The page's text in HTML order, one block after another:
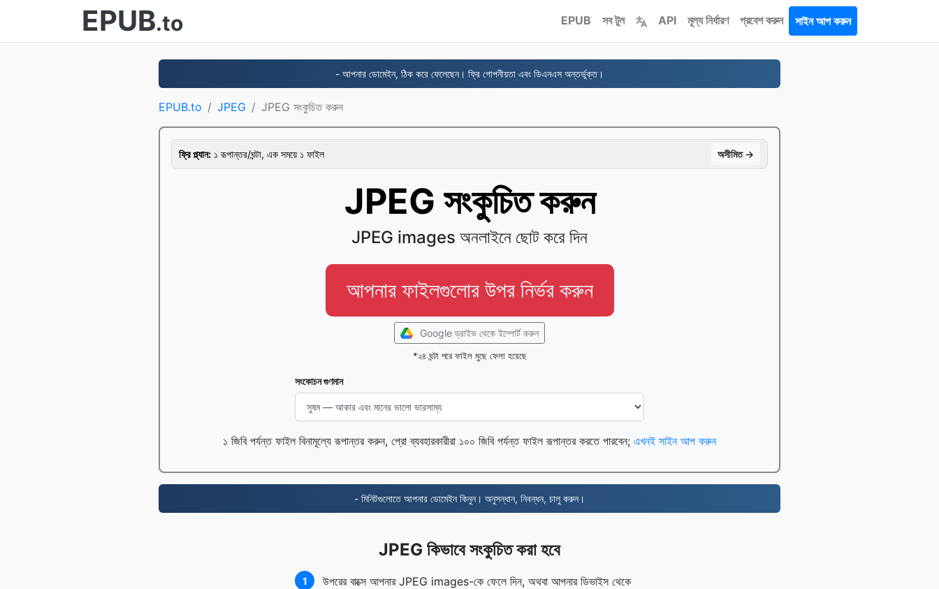
EPUB.to EPUB সব টুল API মূল্য নির্ধারণ প্রবেশ করুন সাইন আপ করুন
- আপনার ডোমেইন, ঠিক করে ফেলেছেন। ফ্রি গোপনীয়তা এবং ডিএনএস অন্তর্ভুক্ত।
EPUB.to JPEG JPEG সংকুচিত করুন
ফ্রি প্ল্যান: ১ রূপান্তর/ঘন্টা, এক সময়ে ১ ফাইল অসীমিত →
JPEG সংকুচিত করুন
JPEG images অনলাইনে ছোট করে দিন
আপনার ফাইলগুলোর উপর নির্ভর করুন
Google ড্রাইভ থেকে ইম্পোর্ট করুন
*২৪ ঘন্টা পরে ফাইল মুছে ফেলা হয়েছে
সংকোচন গুণমান
১ জিবি পর্যন্ত ফাইল বিনামূল্যে রূপান্তর করুন, প্রো ব্যবহারকারীরা ১০০ জিবি পর্যন্ত ফাইল রূপান্তর করতে পারবেন; এখনই সাইন আপ করুন
- মিনিটগুলোতে আপনার ডোমেইন কিনুন। অনুসন্ধান, নিবন্ধন, চালু করুন।
JPEG কিভাবে সংকুচিত করা হবে
1
উপরের বাক্সে আপনার JPEG images-কে ফেলে দিন, অথবা আপনার ডিভাইস থেকে